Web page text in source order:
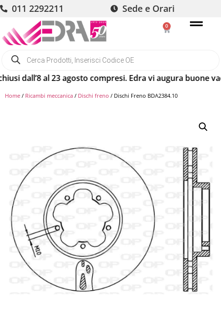
011 2292211 Sede e Orari
0
dall’8 al 23 agosto compresi. Edra vi augura buone
Home / Ricambi meccanica / Dischi freno / Dischi Freno BDA2384.10